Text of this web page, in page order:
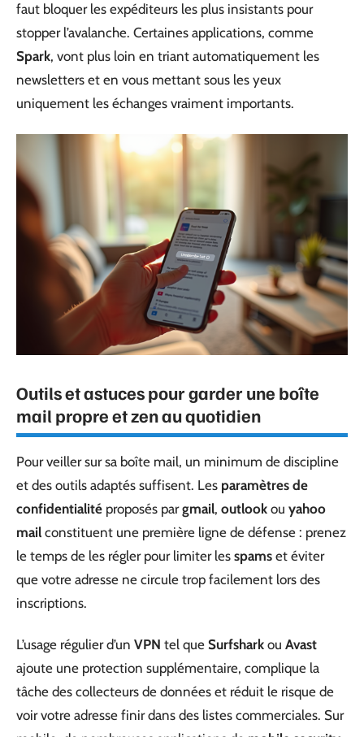
faut bloquer les expéditeurs les plus insistants pour
stopper l’avalanche. Certaines applications, comme
Spark, vont plus loin en triant automatiquement les
newsletters et en vous mettant sous les yeux
uniquement les échanges vraiment importants.
Outils et astuces pour garder une boîte
mail propre et zen au quotidien
Pour veiller sur sa boîte mail, un minimum de discipline
et des outils adaptés suffisent. Les paramètres de
confidentialité proposés pargmail, outlook ou yahoo
mail constituent une première ligne de défense : prenez
le temps de les régler pour limiter les spams et éviter
que votre adresse ne circule trop facilement lors des
inscriptions.
L’usage régulier d’un VPN tel que Surfshark ou Avast
ajoute une protection supplémentaire, complique la
tâche des collecteurs de données et réduit le risque de
voir votre adresse finir dans des listes commerciales. Sur